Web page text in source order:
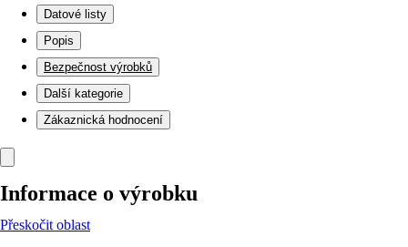
Datové listy
Popis
Bezpečnost výrobků
Další kategorie
Zákaznická hodnocení
Informace o výrobku
Přeskočit oblast